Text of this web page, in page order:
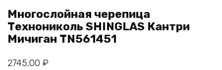
Многослойная черепица
Технониколь SHINGLAS Кантри
Мичиган TN561451
2745,00 ₽